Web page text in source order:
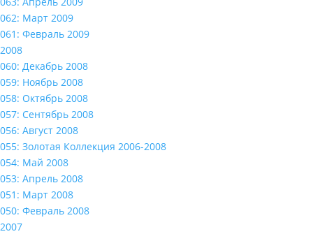
062: Март 2009
061: Февраль 2009
2008
060: Декабрь 2008
059: Ноябрь 2008
058: Октябрь 2008
057: Сентябрь 2008
056: Август 2008
055: Золотая Коллекция 2006-2008
054: Май 2008
053: Апрель 2008
051: Март 2008
050: Февраль 2008
2007